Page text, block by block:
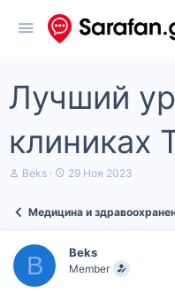
Лучший
клиниках
А
т
м
ы
Beks
Д
а
ч
а
29 Ноя 2023
Медицина и
B Beks
Member